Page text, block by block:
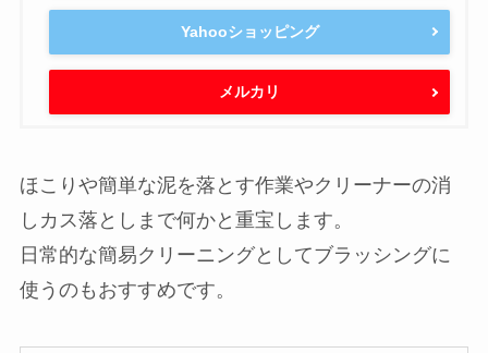
Yahooショッピング
メルカリ
ほこりや簡単な泥を落とす作業やクリーナーの消
しカス落としまで何かと重宝します。
日常的な簡易クリーニングとしてブラッシングに
使うのもおすすめです。